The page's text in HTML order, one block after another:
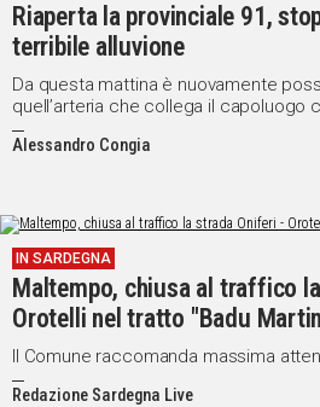
Riaperta la provinciale 91,
terribile alluvione
Da questa mattina è nuovamente
quell’arteria che collega il capoluogo
(Assemini, Capoterra, Uta)
Alessandro Congia
IN SARDEGNA
Maltempo, chiusa al traffico
Orotelli nel tratto "Badu
Il Comune raccomanda massima
Redazione Sardegna Live